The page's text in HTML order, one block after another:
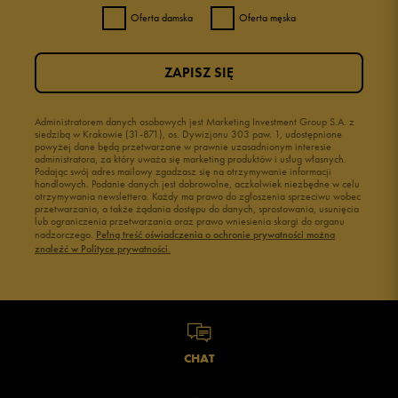
Oferta damska Oferta męska
Administratorem danych osobowych jest Marketing Investment Group S.A. z
siedzibą w Krakowie (31-871), os. Dywizjonu 303 paw. 1, udostępnione
powyżej dane będą przetwarzane w prawnie uzasadnionym interesie
administratora, za który uważa się marketing produktów i usług własnych.
Podając swój adres mailowy zgadzasz się na otrzymywanie informacji
handlowych. Podanie danych jest dobrowolne, aczkolwiek niezbędne w celu
otrzymywania newslettera. Każdy ma prawo do zgłoszenia sprzeciwu wobec
przetwarzania, a także żądania dostępu do danych, sprostowania, usunięcia
lub ograniczenia przetwarzania oraz prawo wniesienia skargi do organu
nadzorczego. Pełną treść oświadczenia o ochronie prywatności można
znaleźć w Polityce prywatności.
ZAPISZ SIĘ
CHAT